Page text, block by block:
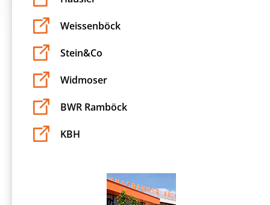
Weissenböck
Stein&Co
Widmoser
BWR Ramböck
KBH